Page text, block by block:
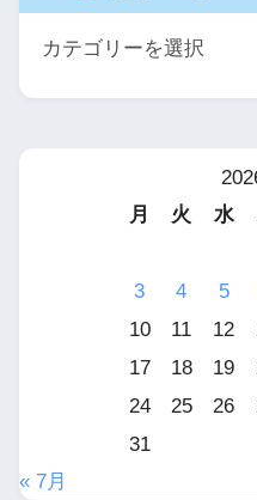
月
火 水
3
4 5
10
11 12
17
18 19
24
25 26
31
« 7月